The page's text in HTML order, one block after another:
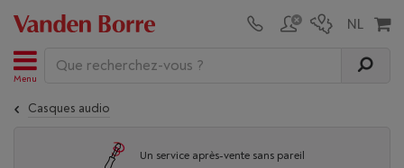
Menu
Casques audio
Un service après-vente sans pareil